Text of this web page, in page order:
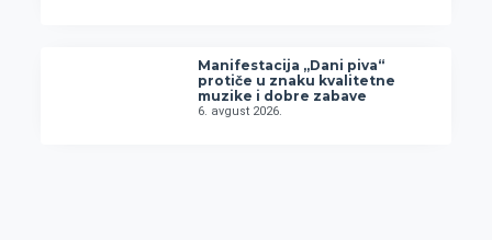
Manifestacija „Dani piva“
protiče u znaku kvalitetne
muzike i dobre zabave
6. avgust 2026.